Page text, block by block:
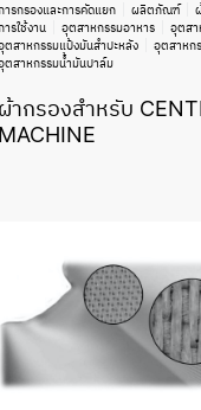
ารกรองและการคัดแยก ผลิตภัณฑ์
ารใช้งาน
อุตสาหกรรมอาหาร
อุตสา
ตสาหกรรมแป้งมันสำปะหลัง
อุตสาหก
ตสาหกรรมน้ำมันปาล์ม
ผ้ากรองสำหรับ
MACHINE